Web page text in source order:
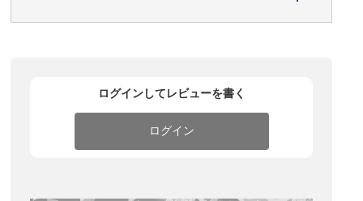
ログインしてレビューを書く
ログイン